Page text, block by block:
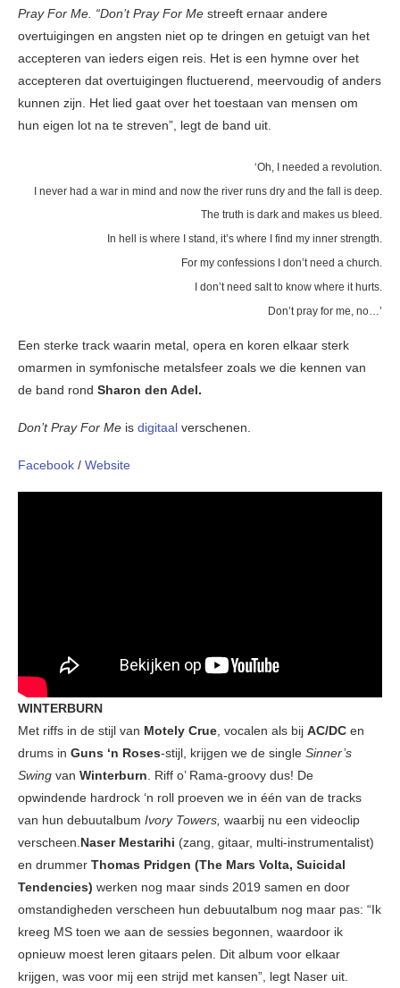
Pray For Me. “Don’t Pray For Me streeft ernaar andere
overtuigingen en angsten niet op te dringen en getuigt van het
accepteren van ieders eigen reis. Het is een hymne over het
accepteren dat overtuigingen fluctuerend, meervoudig of anders
kunnen zijn. Het lied gaat over het toestaan ​​van mensen om
hun eigen lot na te streven”, legt de band uit.
‘Oh, I needed a revolution.
I never had a war in mind and now the river runs dry and the fall is deep.
The truth is dark and makes us bleed.
In hell is where I stand, it’s where I find my inner strength.
For my confessions I don’t need a church.
I don’t need salt to know where it hurts.
Don’t pray for me, no…’
Een sterke track waarin metal, opera en koren elkaar sterk
omarmen in symfonische metalsfeer zoals we die kennen van
de band rond Sharon den Adel.
Don’t Pray For Me is digitaal verschenen.
Facebook / Website
WINTERBURN
Met riffs in de stijl van Motely Crue , vocalen als bij AC/DC en
drums in Guns ‘n Roses-stijl, krijgen we de single Sinner’s
Swing van Winterburn . Riff o’ Rama-groovy dus! De
opwindende hardrock ‘n roll proeven we in één van de tracks
van hun debuutalbum Ivory Towers, waarbij nu een videoclip
verscheen. Naser Mestarihi (zang, gitaar, multi-instrumentalist)
en drummer Thomas Pridgen (The Mars Volta, Suicidal
Tendencies) werken nog maar sinds 2019 samen en door
omstandigheden verscheen hun debuutalbum nog maar pas: “Ik
kreeg MS toen we aan de sessies begonnen, waardoor ik
opnieuw moest leren gitaars pelen. Dit album voor elkaar
krijgen, was voor mij een strijd met kansen”, legt Naser uit.